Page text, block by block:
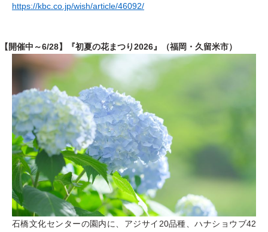
https://kbc.co.jp/wish/article/46092/
【開催中～6/28】『初夏の花まつり2026』（福岡・久留米市）
石橋文化センターの園内に、アジサイ20品種、ハナショウブ42